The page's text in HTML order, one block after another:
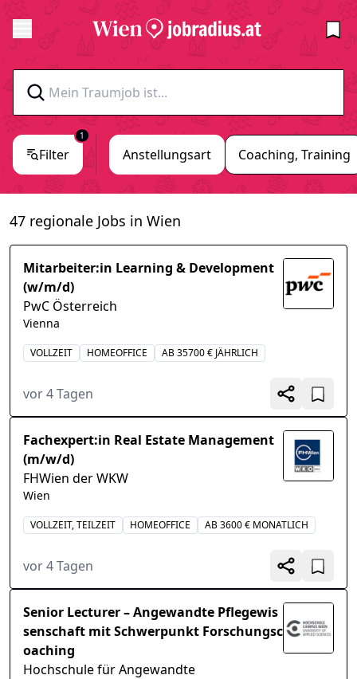
Filter
1
Anstellungsart Coaching, Training
47 regionale Jobs in Wien
Mitarbeiter:in Learning & Development
(w/m/d)
PwC Österreich
Vienna
VOLLZEIT HOMEOFFICE AB 35700 € JÄHRLICH
vor 4 Tagen
Fachexpert:in Real Estate Management
(m/w/d)
FHWien der WKW
Wien
VOLLZEIT, TEILZEIT HOMEOFFICE AB 3600 € MONATLICH
vor 4 Tagen
Senior Lecturer – Angewandte Pflegewis
senschaft mit Schwerpunkt Forschungsc
oaching
Hochschule für Angewandte